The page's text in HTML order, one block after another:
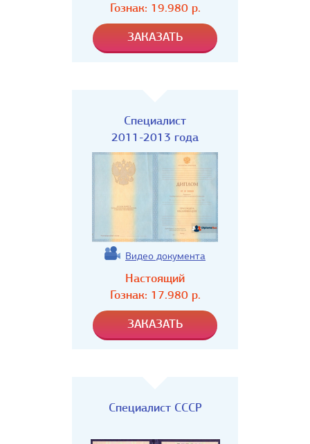
Гознак: 19.980р.
Специалист
2011-2013 года
Видео документа
Настоящий
Гознак: 17.980р.
Специалист СССР